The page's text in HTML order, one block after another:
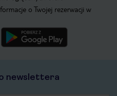
o Twojej rezerwacji w
newslettera